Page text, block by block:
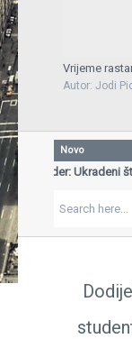
Vrijeme
Autor: Jodi
Novo
Wilder: Ukradeni štap
nagradu za
knjiga, nagrada,
Ivo Brešan